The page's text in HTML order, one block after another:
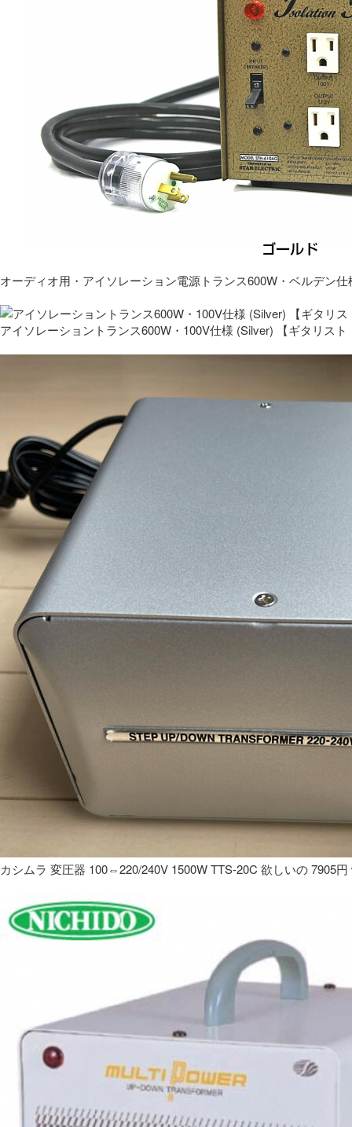
オーディオ用・アイソレーション電源トランス600W・ベルデン仕
アイソレーショントランス600W・100V仕様 (Silver) 【ギタリス
カシムラ 変圧器 100⇔220/240V 1500W TTS-20C 欲しいの 7905円